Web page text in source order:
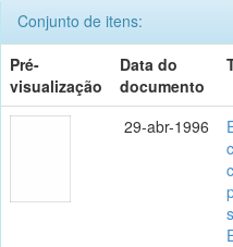
Conjunto de itens:
Pré-
visualização
Data do
documento
29-abr-1996